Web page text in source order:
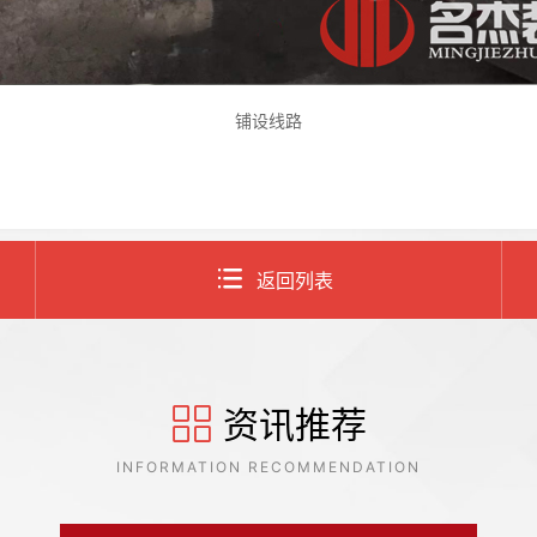
铺设线路
返回列表
资讯推荐
INFORMATION RECOMMENDATION